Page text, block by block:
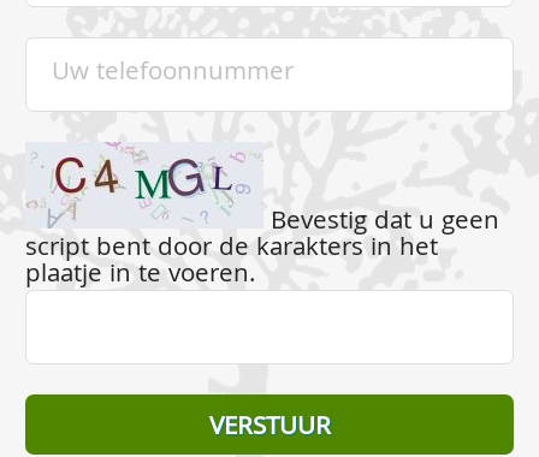
Bevestig dat u geen
script bent door de karakters in het
plaatje in te voeren.